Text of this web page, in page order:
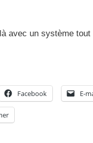
avec un système tout
Facebook E-